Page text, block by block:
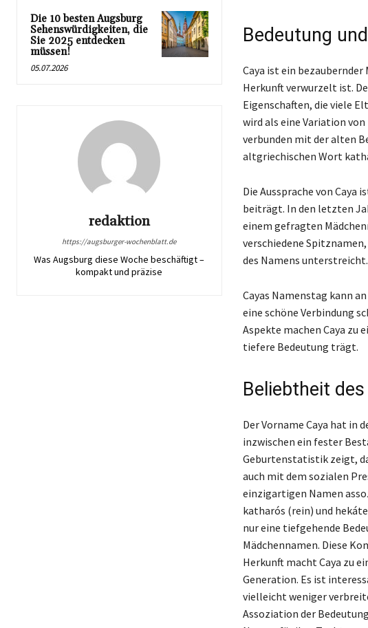
Die 10 besten Augsburg
Sehenswürdigkeiten, die
Sie 2025 entdecken
müssen!
05.07.2026
redaktion
https://augsburger-wochenblatt.de
Was Augsburg diese Woche beschäftigt –
kompakt und präzise
Bedeutung
Caya ist ein
Herkunft verwurzelt ist.
Eigenschaften, die viele
wird als eine Variation von
verbunden mit der alten
altgriechischen Wort
Die Aussprache von Caya
beiträgt. In den letzten
einem gefragten
verschiedene
des Namens unterstreicht.
Cayas Namenstag kann
eine schöne Verbindung
Aspekte machen Caya zu
tiefere Bedeutung trägt.
Beliebtheit
Der Vorname Caya hat in
inzwischen ein fester
Geburtenstatistik zeigt,
auch mit dem sozialen
einzigartigen Namen
katharós (rein) und
nur eine tiefgehende
Mädchennamen. Diese
Herkunft macht Caya zu
Generation. Es ist
vielleicht weniger
Assoziation der